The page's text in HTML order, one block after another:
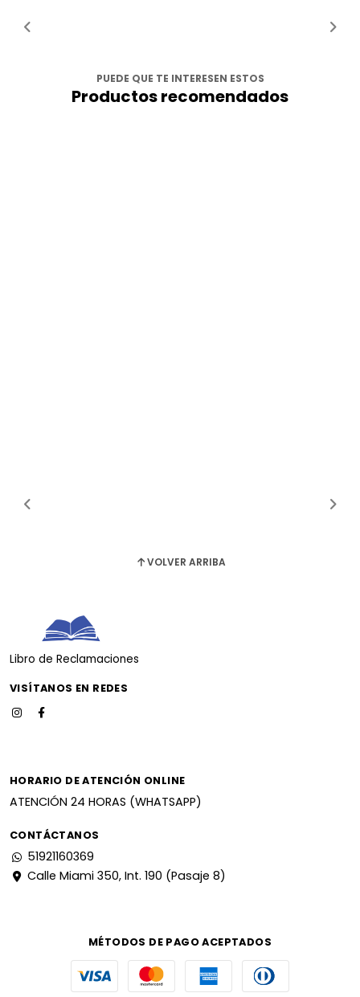
PUEDE QUE TE INTERESEN ESTOS
Productos recomendados
VOLVER ARRIBA
Libro de Reclamaciones
VISÍTANOS EN REDES
HORARIO DE ATENCIÓN ONLINE
ATENCIÓN 24 HORAS (WHATSAPP)
CONTÁCTANOS
51921160369
Calle Miami 350, Int. 190 (Pasaje 8)
MÉTODOS DE PAGO ACEPTADOS